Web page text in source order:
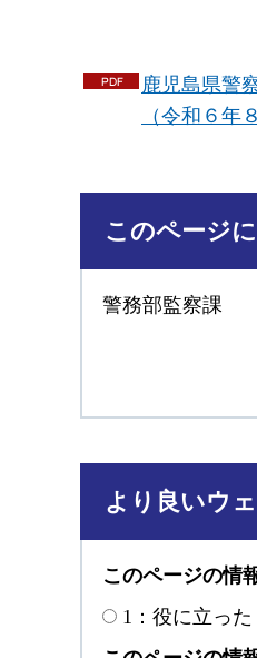
鹿児島県警
（令和６年
このページ
警務部監察課
より良いウ
このページの情
1：役に立った